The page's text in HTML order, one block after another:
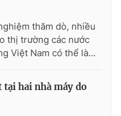
thăm dò, nhiều
thị trường các nước
Việt Nam có thể là...
tại hai nhà máy do